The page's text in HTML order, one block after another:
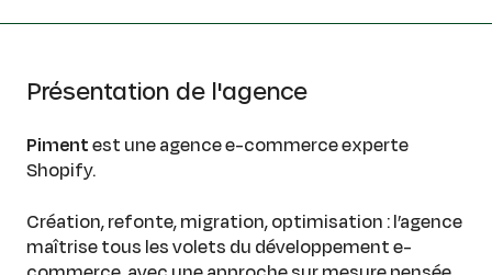
Présentation de l'agence
Pimentest une agence e-commerce experte
Shopify.
Création, refonte, migration, optimisation : l’agence
maîtrise tous les volets du développement e-